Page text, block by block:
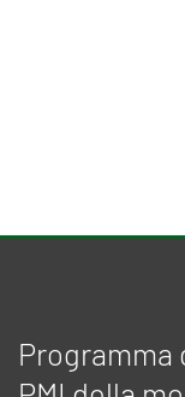
Programma